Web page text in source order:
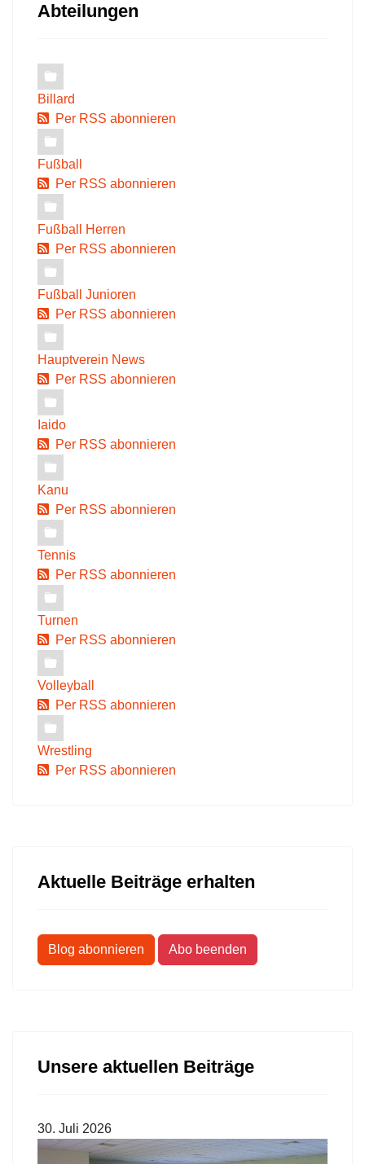
Abteilungen
Billard
Per RSS abonnieren
Fußball
Per RSS abonnieren
Fußball Herren
Per RSS abonnieren
Fußball Junioren
Per RSS abonnieren
Hauptverein News
Per RSS abonnieren
Iaido
Per RSS abonnieren
Kanu
Per RSS abonnieren
Tennis
Per RSS abonnieren
Turnen
Per RSS abonnieren
Volleyball
Per RSS abonnieren
Wrestling
Per RSS abonnieren
Aktuelle Beiträge erhalten
Blog abonnieren Abo beenden
Unsere aktuellen Beiträge
30. Juli 2026